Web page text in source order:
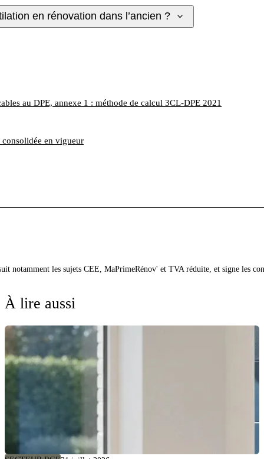
en rénovation dans l’ancien ?
au DPE, annexe 1 : méthode de calcul 3CL-DPE 2021
en vigueur
notamment les sujets CEE, MaPrimeRénov' et TVA réduite, et signe les
À lire aussi